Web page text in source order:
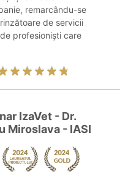
remarcându-se
de servicii
profesioniști care
IzaVet - Dr.
Miroslava - IASI